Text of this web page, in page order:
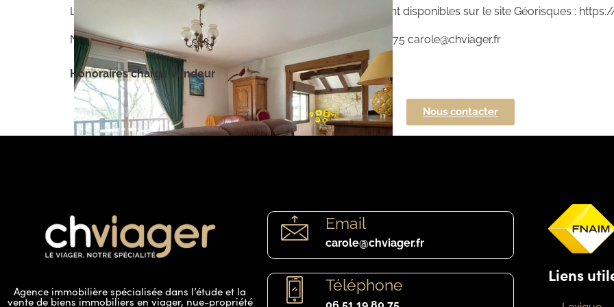
Les informations sur les risques auxquels ce bien est exposé sont disponibles sur le site Géorisques :
Numéro de mandat : 1VO34 – CONTACT CH VIAGER 06.51.19.80.75 carole@chviager.fr
Honoraires charge vendeur
Nous contacter
Agence immobilière spécialisée dans l’étude et la
vente de biens immobiliers en viager, nue-propriété
Email
carole@chviager.fr
Téléphone Liens